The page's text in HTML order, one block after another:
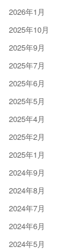
2026年1月
2025年10月
2025年9月
2025年7月
2025年6月
2025年5月
2025年4月
2025年2月
2025年1月
2024年9月
2024年8月
2024年7月
2024年6月
2024年5月